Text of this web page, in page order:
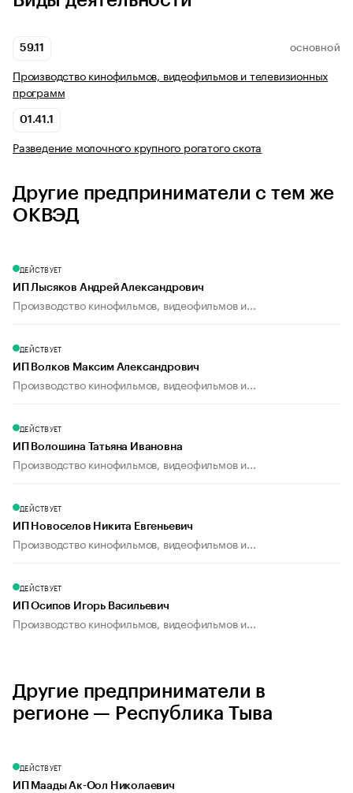
59.11 ОСНОВНОЙ
Производство кинофильмов, видеофильмов и телевизионных
программ
01.41.1
Разведение молочного крупного рогатого скота
Другие предприниматели с тем же
ОКВЭД
ДЕЙСТВУЕТ
ИП Лысяков Андрей Александрович
Производство кинофильмов, видеофильмов и...
ДЕЙСТВУЕТ
ИП Волков Максим Александрович
Производство кинофильмов, видеофильмов и...
ДЕЙСТВУЕТ
ИП Волошина Татьяна Ивановна
Производство кинофильмов, видеофильмов и...
ДЕЙСТВУЕТ
ИП Новоселов Никита Евгеньевич
Производство кинофильмов, видеофильмов и...
ДЕЙСТВУЕТ
ИП Осипов Игорь Васильевич
Производство кинофильмов, видеофильмов и...
Другие предприниматели в
регионе — Республика Тыва
ДЕЙСТВУЕТ
ИП Маады Ак-Оол Николаевич